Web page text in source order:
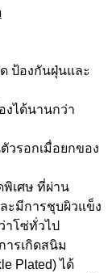
ป้องกันฝุ่นและ
งได้นานกว่า
วรอกเมื่อยกของ
พิเศษ ที่ผ่าน
ะมีการชุบผิวแข็ง
าโซ่ทั่วไป
รเกิดสนิม
Plated) ได้